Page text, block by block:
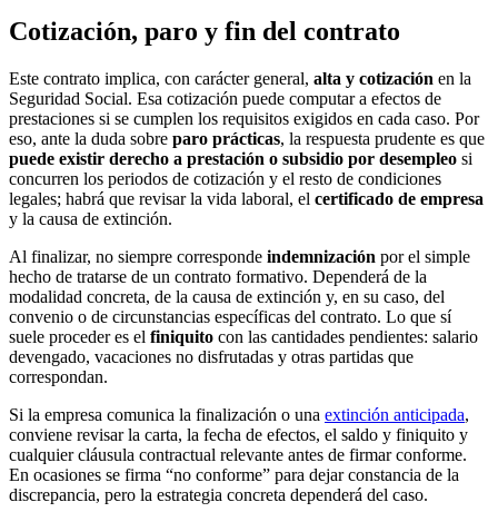
Cotización, paro y fin del contrato
Este contrato implica, con carácter general, alta y cotización en la
Seguridad Social. Esa cotización puede computar a efectos de
prestaciones si se cumplen los requisitos exigidos en cada caso. Por
eso, ante la duda sobre paro prácticas, la respuesta prudente es que
puede existir derecho a prestación o subsidio por desempleo si
concurren los periodos de cotización y el resto de condiciones
legales; habrá que revisar la vida laboral, el certificado de empresa
y la causa de extinción.
Al finalizar, no siempre corresponde indemnización por el simple
hecho de tratarse de un contrato formativo. Dependerá de la
modalidad concreta, de la causa de extinción y, en su caso, del
convenio o de circunstancias específicas del contrato. Lo que sí
suele proceder es el finiquito con las cantidades pendientes: salario
devengado, vacaciones no disfrutadas y otras partidas que
correspondan.
Si la empresa comunica la finalización o una extinción anticipada,
conviene revisar la carta, la fecha de efectos, el saldo y finiquito y
cualquier cláusula contractual relevante antes de firmar conforme.
En ocasiones se firma “no conforme” para dejar constancia de la
discrepancia, pero la estrategia concreta dependerá del caso.